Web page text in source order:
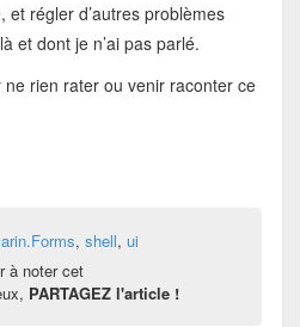
régler d’autres problèmes
et dont je n’ai pas parlé.
rien rater ou venir raconter ce
, shell, ui
à noter cet
PARTAGEZ l'article !